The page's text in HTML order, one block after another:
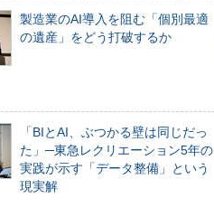
製造業のAI導入を阻む「個別最適
の遺産」をどう打破するか
「BIとAI、ぶつかる壁は同じだっ
た」─東急レクリエーション5年の
実践が示す「データ整備」という
現実解